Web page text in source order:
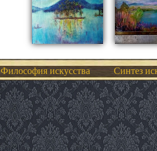
Философия искусства Синтез